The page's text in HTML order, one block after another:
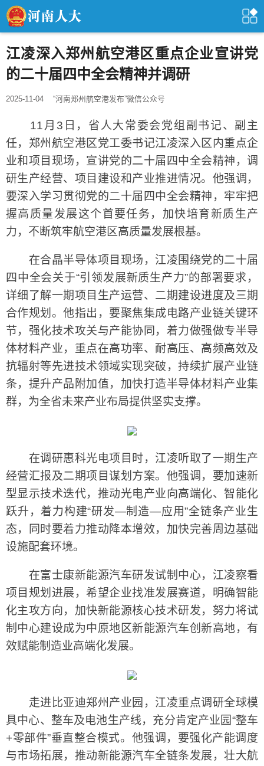
江凌深入郑州航空港区重点企业宣讲党
的二十届四中全会精神并调研
2025-11-04 “河南郑州航空港发布”微信公众号
11月3日，省人大常委会党组副书记、副主
任，郑州航空港区党工委书记江凌深入区内重点企
业和项目现场，宣讲党的二十届四中全会精神，调
研生产经营、项目建设和产业推进情况。他强调，
要深入学习贯彻党的二十届四中全会精神，牢牢把
握高质量发展这个首要任务，加快培育新质生产
力，不断筑牢航空港区高质量发展根基。
在合晶半导体项目现场，江凌围绕党的二十届
四中全会关于“引领发展新质生产力”的部署要求，
详细了解一期项目生产运营、二期建设进度及三期
合作规划。他指出，要聚焦集成电路产业链关键环
节，强化技术攻关与产能协同，着力做强做专半导
体材料产业，重点在高功率、耐高压、高频高效及
抗辐射等先进技术领域实现突破，持续扩展产业链
条，提升产品附加值，加快打造半导体材料产业集
群，为全省未来产业布局提供坚实支撑。
在调研惠科光电项目时，江凌听取了一期生产
经营汇报及二期项目谋划方案。他强调，要加速新
型显示技术迭代，推动光电产业向高端化、智能化
跃升，着力构建“研发—制造—应用”全链条产业生
态，同时要着力推动降本增效，加快完善周边基础
设施配套环境。
在富士康新能源汽车研发试制中心，江凌察看
项目规划进展，希望企业找准发展赛道，明确智能
化主攻方向，加快新能源核心技术研发，努力将试
制中心建设成为中原地区新能源汽车创新高地，有
效赋能制造业高端化发展。
走进比亚迪郑州产业园，江凌重点调研全球模
具中心、整车及电池生产线，充分肯定产业园“整车
+零部件”垂直整合模式。他强调，要强化产能调度
与市场拓展，推动新能源汽车全链条发展，壮大航